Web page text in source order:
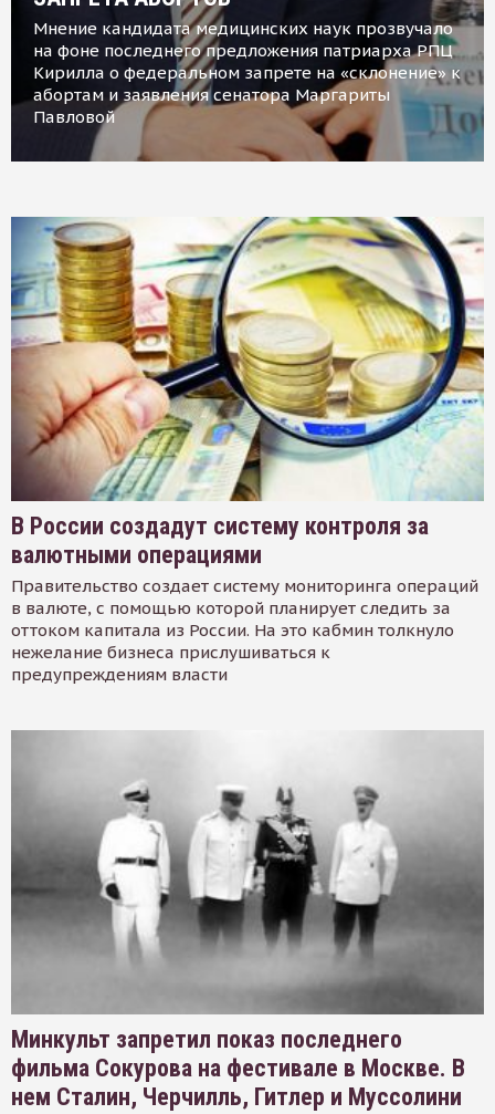
Мнение кандидата медицинских наук прозвучало
на фоне последнего предложения патриарха РПЦ
Кирилла о федеральном запрете на «склонение» к
абортам и заявления сенатора Маргариты
Павловой
В России создадут систему контроля за
валютными операциями
Правительство создает систему мониторинга операций
в валюте, с помощью которой планирует следить за
оттоком капитала из России. На это кабмин толкнуло
нежелание бизнеса прислушиваться к
предупреждениям власти
Минкульт запретил показ последнего
фильма Сокурова на фестивале в Москве. В
нем Сталин, Черчилль, Гитлер и Муссолини